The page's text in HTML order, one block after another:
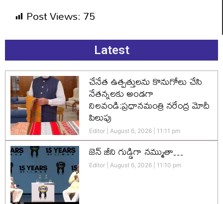
Post Views:75
Latest
చేనేత ఉత్పత్తులను కొనుగోలు చేసి
నేతన్నలకు అండగా
నిలవండి:ప్రధానమంత్రి నరేంద్ర మోదీ
పిలుపు
Editor August 6, 2026 11:11 pm
జెన్‌ జీని గుడ్డిగా నమ్ముతా…
Editor August 6, 2026 11:10 pm